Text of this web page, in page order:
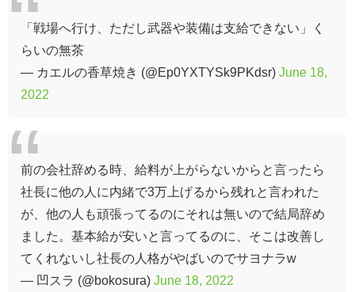
「戦場へ行け、ただし武器や装備は支給できない」く
らいの無茶
— カエルの香草焼き (@Ep0YXTYSk9PKdsr) June 18,
2022
前の会社辞める時、給料が上がらないからと言ったら
社長に他の人に内緒で3万上げるから残れと言われた
が、他の人も頑張ってるのにそれは無いので結局辞め
ました。基本給が安いと言ってるのに、そこは改善し
てくれないし社長の人格がやばいのでサヨナラw
— 凹スラ (@bokosura) June 18, 2022